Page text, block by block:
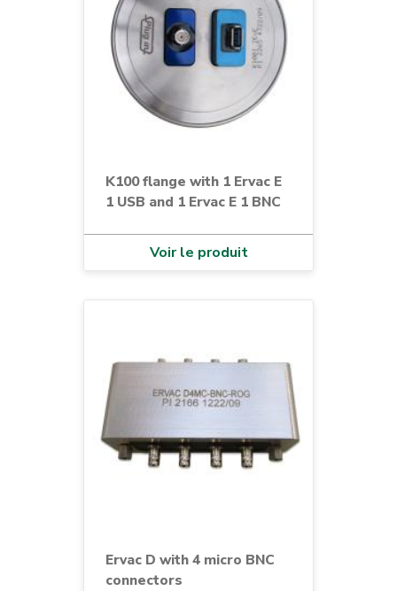
K100 flange with 1 Ervac E
1 USB and 1 Ervac E 1 BNC
Voir le produit
Ervac D with 4 micro BNC
connectors